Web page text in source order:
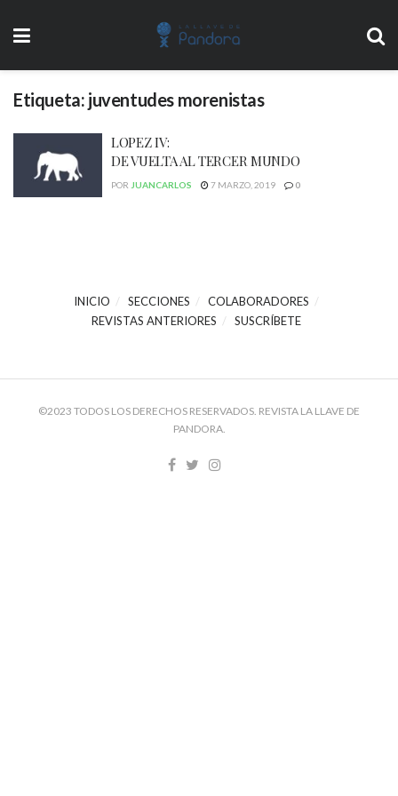
Etiqueta: juventudes morenistas
LOPEZ IV:
DE VUELTA AL TERCER MUNDO
POR JUANCARLOS 7 MARZO, 2019 0
INICIO SECCIONES
COLABORADORES
REVISTAS ANTERIORES
SUSCRÍBETE
©2023 TODOS LOS DERECHOS RESERVADOS. REVISTA LA LLAVE DE
PANDORA.